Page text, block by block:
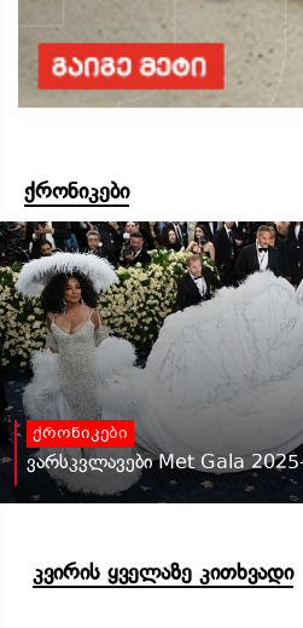
ქრონიკები
ქრონიკები
ვარსკვლავები Met Gala
კვირის ყველაზე კითხვადი